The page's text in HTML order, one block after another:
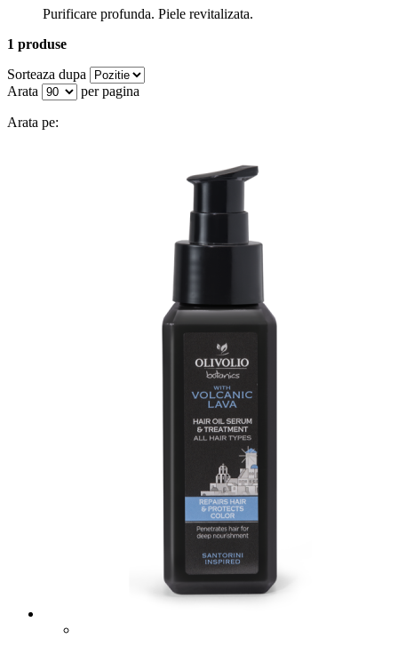
Purificare profunda. Piele revitalizata.
1 produse
Sorteaza dupa
Arata
per pagina
Arata pe: